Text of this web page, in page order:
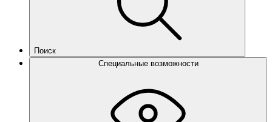
Поиск
Специальные возможности